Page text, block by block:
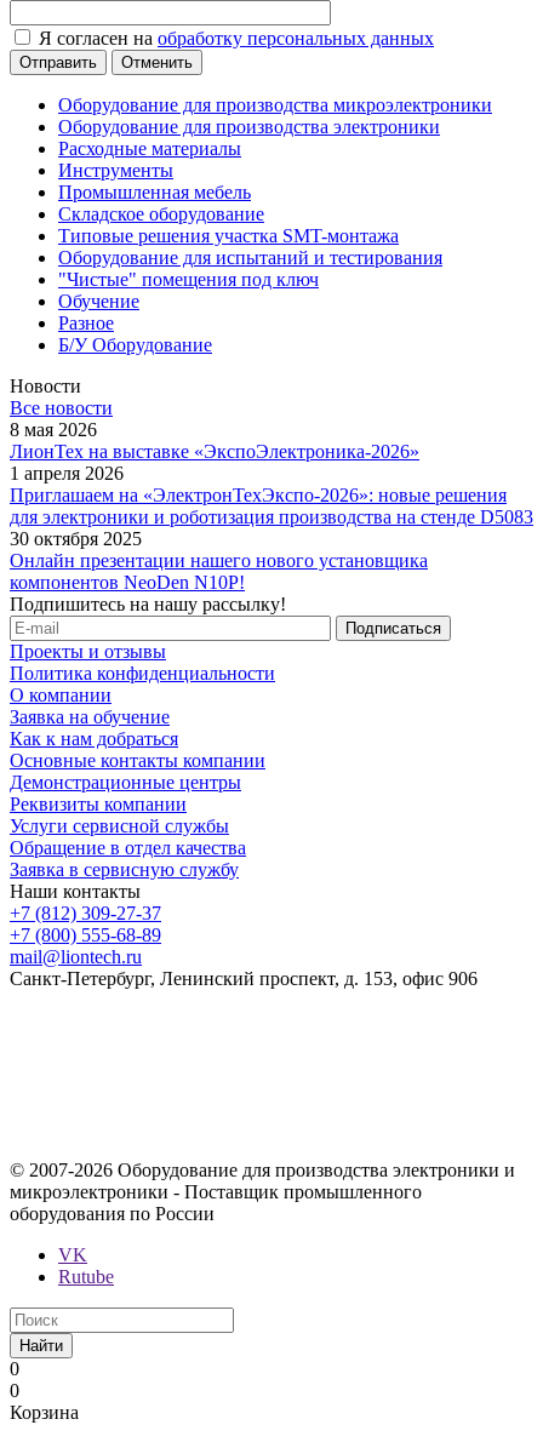
Я согласен на обработку персональных данных
Отменить
Оборудование для производства микроэлектроники
Оборудование для производства электроники
Расходные материалы
Инструменты
Промышленная мебель
Складское оборудование
Типовые решения участка SMT-монтажа
Оборудование для испытаний и тестирования
"Чистые" помещения под ключ
Обучение
Разное
Б/У Оборудование
Новости
Все новости
8 мая 2026
ЛионТех на выставке «ЭкспоЭлектроника-2026»
1 апреля 2026
Приглашаем на «ЭлектронТехЭкспо-2026»: новые решения
для электроники и роботизация производства на стенде D5083
30 октября 2025
Онлайн презентации нашего нового установщика
компонентов NeoDen N10P!
Подпишитесь на нашу рассылку!
Проекты и отзывы
Политика конфиденциальности
О компании
Заявка на обучение
Как к нам добраться
Основные контакты компании
Демонстрационные центры
Реквизиты компании
Услуги сервисной службы
Обращение в отдел качества
Заявка в сервисную службу
Наши контакты
+7 (812) 309-27-37
+7 (800) 555-68-89
mail@liontech.ru
Санкт-Петербург, Ленинский проспект, д. 153, офис 906
© 2007-2026 Оборудование для производства электроники и
микроэлектроники - Поставщик промышленного
оборудования по России
VK
Rutube
Найти
0
0
Корзина